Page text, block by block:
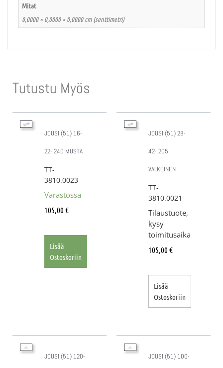
Mitat
0,0000 × 0,0000 × 0,0000 cm (senttimetri)
Tutustu Myös
JOUSI (51) 16-
22- 240 MUSTA
TT-
3810.0023
Varastossa
105,00 €
Lisää
Ostoskoriin
JOUSI (51) 28-
42- 205
VALKOINEN
TT-
3810.0021
Tilaustuote,
kysy
toimitusaika
105,00 €
Lisää
Ostoskoriin
JOUSI (51) 120- JOUSI (51) 100-